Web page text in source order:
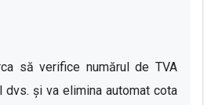
să verifice numărul de TVA
dvs. și va elimina automat cota